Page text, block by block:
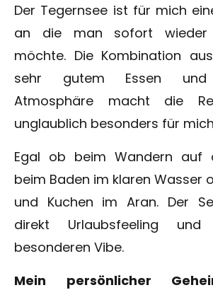
Der Tegernsee ist für mich
an die man sofort wieder
möchte. Die Kombination
sehr gutem Essen und
Atmosphäre macht die
unglaublich besonders für
Egal ob beim Wandern auf
beim Baden im klaren Wasser
und Kuchen im Aran. Der
direkt Urlaubsfeeling
besonderen Vibe.
Mein persönlicher